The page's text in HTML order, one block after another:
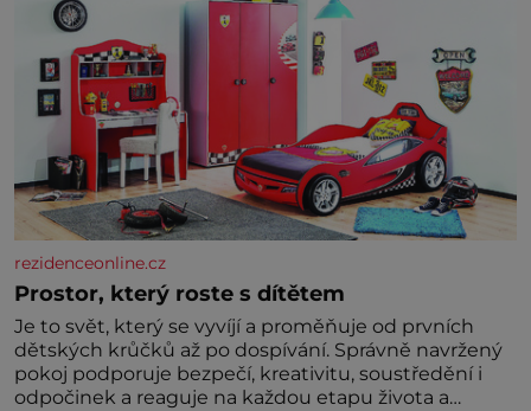
rezidenceonline.cz
Prostor, který roste s dítětem
Je to svět, který se vyvíjí a proměňuje od prvních
dětských krůčků až po dospívání. Správně navržený
pokoj podporuje bezpečí, kreativitu, soustředění i
odpočinek a reaguje na každou etapu života a